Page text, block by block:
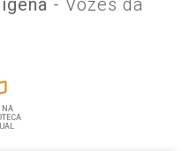
- Vozes da
NA